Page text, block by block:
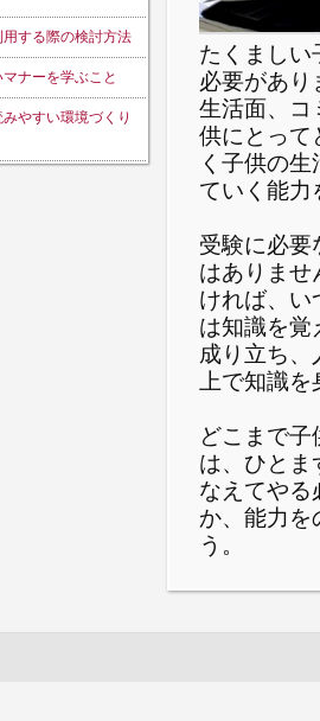
する際の検討方法
ナーを学ぶこと
やすい環境づくり
たくましい
必要があり
生活面、コ
供にとって
く子供の
ていく能力
受験に必要
はありませ
ければ、い
は知識を覚
成り立ち
上で知識
どこまで
は、ひとま
なえてやる
か、能力を
う。